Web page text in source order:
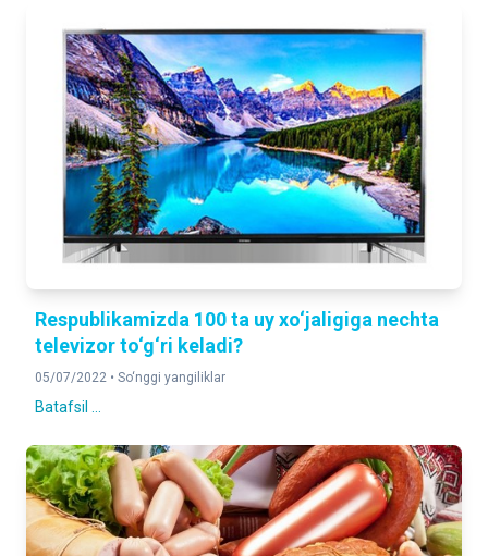
Respublikamizda 100 ta uy xo‘jaligiga nechta
televizor to‘g‘ri keladi?
05/07/2022 • So‘nggi yangiliklar
Batafsil ...